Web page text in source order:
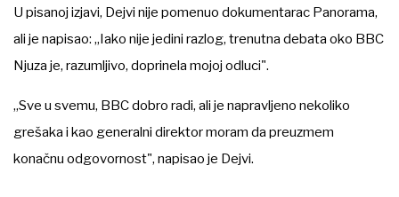
U pisanoj izjavi, Dejvi nije pomenuo dokumentarac Panorama,
ali je napisao: „Iako nije jedini razlog, trenutna debata oko BBC
Njuza je, razumljivo, doprinela mojoj odluci".
„Sve u svemu, BBC dobro radi, ali je napravljeno nekoliko
grešaka i kao generalni direktor moram da preuzmem
konačnu odgovornost", napisao je Dejvi.